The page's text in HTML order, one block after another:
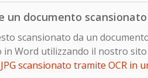
un documento
scansionato da un
in Word utilizzando il nostro
scansionato tramite OCR in